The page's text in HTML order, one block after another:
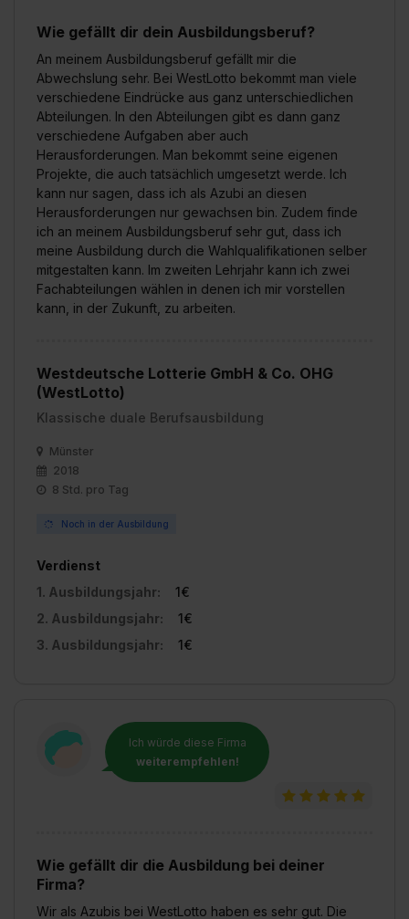
Wie gefällt dir dein Ausbildungsberuf?
An meinem Ausbildungsberuf gefällt mir die
Abwechslung sehr. Bei WestLotto bekommt man viele
verschiedene Eindrücke aus ganz unterschiedlichen
Abteilungen. In den Abteilungen gibt es dann ganz
verschiedene Aufgaben aber auch
Herausforderungen. Man bekommt seine eigenen
Projekte, die auch tatsächlich umgesetzt werde. Ich
kann nur sagen, dass ich als Azubi an diesen
Herausforderungen nur gewachsen bin. Zudem finde
ich an meinem Ausbildungsberuf sehr gut, dass ich
meine Ausbildung durch die Wahlqualifikationen selber
mitgestalten kann. Im zweiten Lehrjahr kann ich zwei
Fachabteilungen wählen in denen ich mir vorstellen
kann, in der Zukunft, zu arbeiten.
Westdeutsche Lotterie GmbH & Co. OHG
(WestLotto)
Klassische duale Berufsausbildung
Münster
2018
8 Std. pro Tag
Noch in der Ausbildung
Verdienst
1. Ausbildungsjahr:
1€
2. Ausbildungsjahr:
1€
3. Ausbildungsjahr:
1€
Ich würde diese Firma
weiterempfehlen!
Wie gefällt dir die Ausbildung bei deiner
Firma?
Wir als Azubis bei WestLotto haben es sehr gut. Die